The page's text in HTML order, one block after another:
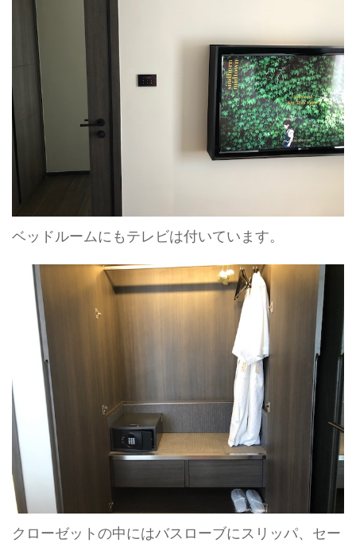
ベッドルームにもテレビは付いています。
クローゼットの中にはバスローブにスリッパ、セー